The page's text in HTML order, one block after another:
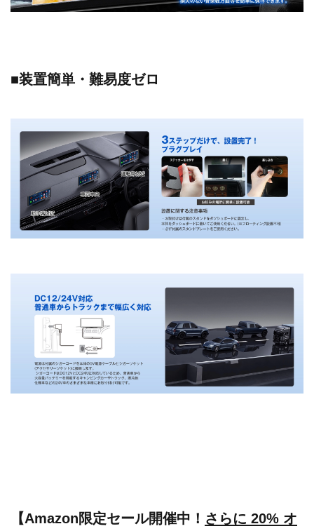
■装置簡単・難易度ゼロ
【Amazon限定セール開催中！ さらに 20% オ